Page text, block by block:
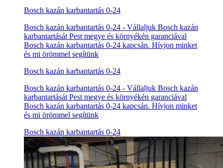
Bosch kazán karbantartás 0-24
Bosch kazán karbantartás 0-24 - Vállaljuk Bosch kazán
karbantartását Pest megye és környékén garanciával
Bosch kazán karbantartás 0-24 kapcsán. Hívjon minket
és mi örömmel segítünk
Bosch kazán karbantartás 0-24
Bosch kazán karbantartás 0-24 - Vállaljuk Bosch kazán
karbantartását Pest megye és környékén garanciával
Bosch kazán karbantartás 0-24 kapcsán. Hívjon minket
és mi örömmel segítünk
Bosch kazán karbantartás 0-24